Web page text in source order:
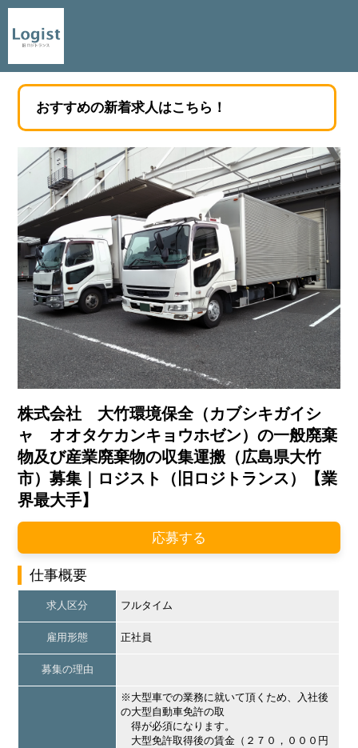
おすすめの新着求人はこちら！
株式会社 大竹環境保全（カブシキガイシ
ャ オオタケカンキョウホゼン）の一般廃棄
物及び産業廃棄物の収集運搬（広島県大竹
市）募集｜ロジスト（旧ロジトランス）【業
界最大手】
応募する
仕事概要
求人区分 フルタイム
雇用形態 正社員
募集の理由
※大型車での業務に就いて頂くため、入社後
の大型自動車免許の取
得が必須になります。
大型免許取得後の賃金（２７０，０００円